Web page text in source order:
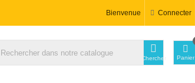
Bienvenue Connecter
Chercher Panier